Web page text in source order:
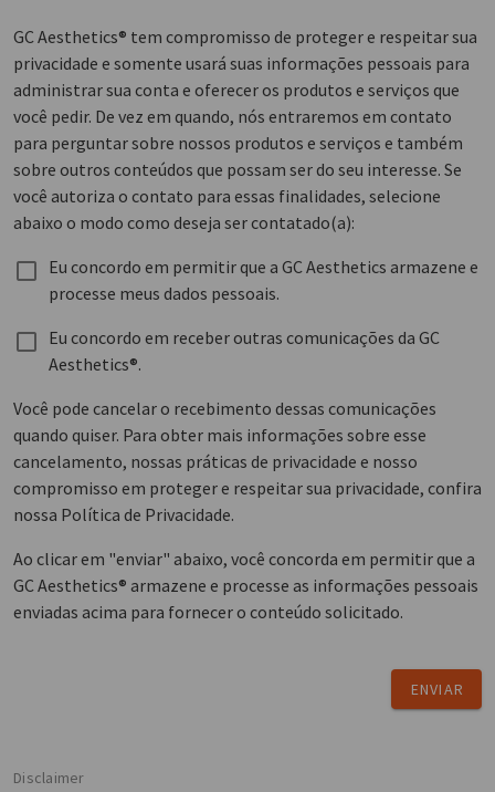
GC Aesthetics® tem compromisso de proteger e respeitar sua
privacidade e somente usará suas informações pessoais para
administrar sua conta e oferecer os produtos e serviços que
você pedir. De vez em quando, nós entraremos em contato
para perguntar sobre nossos produtos e serviços e também
sobre outros conteúdos que possam ser do seu interesse. Se
você autoriza o contato para essas finalidades, selecione
abaixo o modo como deseja ser contatado(a):
Eu concordo em permitir que a GC Aesthetics armazene e
processe meus dados pessoais.
Eu concordo em receber outras comunicações da GC
Aesthetics®.
Você pode cancelar o recebimento dessas comunicações
quando quiser. Para obter mais informações sobre esse
cancelamento, nossas práticas de privacidade e nosso
compromisso em proteger e respeitar sua privacidade, confira
nossa Política de Privacidade.
Ao clicar em "enviar" abaixo, você concorda em permitir que a
GC Aesthetics® armazene e processe as informações pessoais
enviadas acima para fornecer o conteúdo solicitado.
ENVIAR
Disclaimer